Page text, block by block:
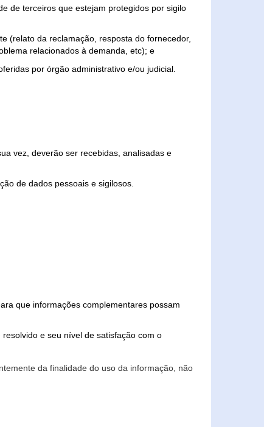
de terceiros que estejam protegidos por sigilo
(relato da reclamação, resposta do fornecedor,
relacionados à demanda, etc); e
por órgão administrativo e/ou judicial.
vez, deverão ser recebidas, analisadas e
de dados pessoais e sigilosos.
que informações complementares possam
e seu nível de satisfação com o
da finalidade do uso da informação, não